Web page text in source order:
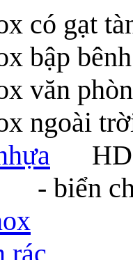
có gạt
bập bênh
văn
ngoài
- biển
rác